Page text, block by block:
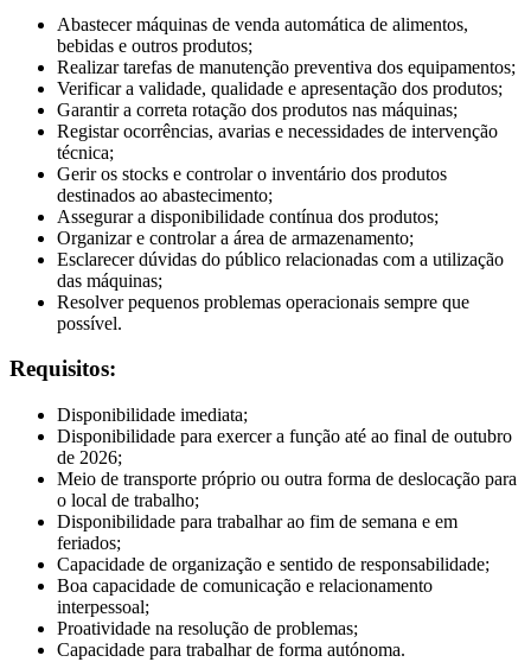
Abastecer máquinas de venda automática de alimentos,
bebidas e outros produtos;
Realizar tarefas de manutenção preventiva dos equipamentos;
Verificar a validade, qualidade e apresentação dos produtos;
Garantir a correta rotação dos produtos nas máquinas;
Registar ocorrências, avarias e necessidades de intervenção
técnica;
Gerir os stocks e controlar o inventário dos produtos
destinados ao abastecimento;
Assegurar a disponibilidade contínua dos produtos;
Organizar e controlar a área de armazenamento;
Esclarecer dúvidas do público relacionadas com a utilização
das máquinas;
Resolver pequenos problemas operacionais sempre que
possível.
Requisitos:
Disponibilidade imediata;
Disponibilidade para exercer a função até ao final de outubro
de 2026;
Meio de transporte próprio ou outra forma de deslocação para
o local de trabalho;
Disponibilidade para trabalhar ao fim de semana e em
feriados;
Capacidade de organização e sentido de responsabilidade;
Boa capacidade de comunicação e relacionamento
interpessoal;
Proatividade na resolução de problemas;
Capacidade para trabalhar de forma autónoma.